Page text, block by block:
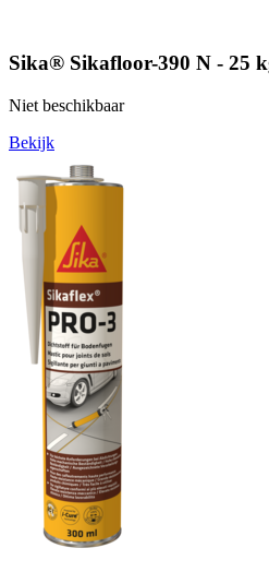
Sika® Sikafloor-390 N - 25
Niet beschikbaar
Bekijk